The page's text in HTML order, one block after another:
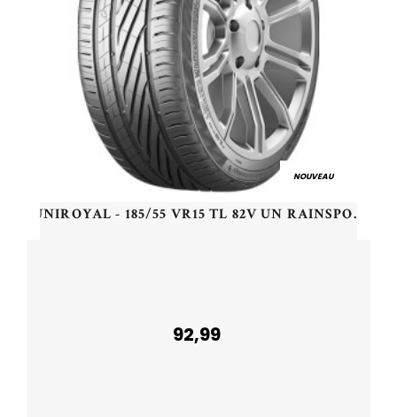
NOUVEAU
UNIROYAL - 185/55 VR15 TL 82V UN RAINSPORT 5 - 1855515 - CAB
92,99